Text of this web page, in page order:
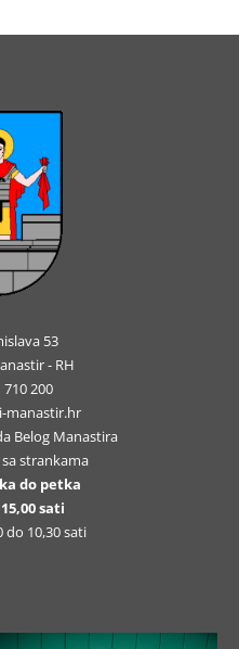
53
- RH
710 200
manastir.hr
Belog Manastira
strankama
do petka
sati
do 10,30 sati